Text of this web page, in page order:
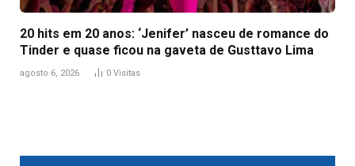
20 hits em 20 anos: ‘Jenifer’ nasceu de romance do
Tinder e quase ficou na gaveta de Gusttavo Lima
agosto 6, 2026 0 Visitas